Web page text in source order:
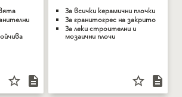
star_border description
За всички керамични плочки
За гранитогрес на закрито
За леки строителни и
мозаични плочи
star_border description